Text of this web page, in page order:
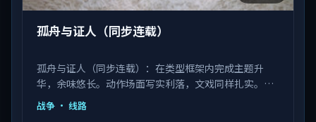
孤舟与证人（同步连载）
孤舟与证人（同步连载）：在类型框架内完成主题升
华，余味悠长。动作场面写实利落，文戏同样扎实。由
丹尼斯·维伦纽瓦执导，文淇、宋康昊、长泽雅美等主
演，越南出品，类型为战争。
战争 · 线路